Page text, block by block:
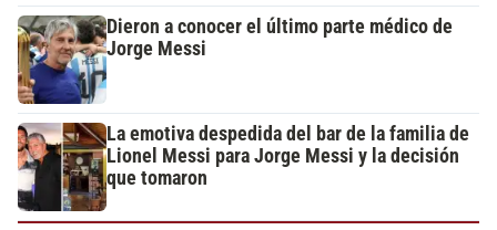
Dieron a conocer el último parte médico de
Jorge Messi
La emotiva despedida del bar de la familia de
Lionel Messi para Jorge Messi y la decisión
que tomaron